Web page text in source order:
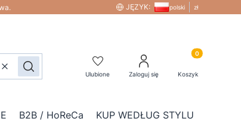
JĘZYK: polski zł
WyczyśćSzukaj Ulubione Zaloguj się
Produkty w
Koszyk
B2B / HoReCa KUP WEDŁUG STYLU